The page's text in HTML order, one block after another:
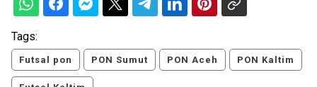
Tags:
Futsal pon PON Sumut PON Aceh PON Kaltim